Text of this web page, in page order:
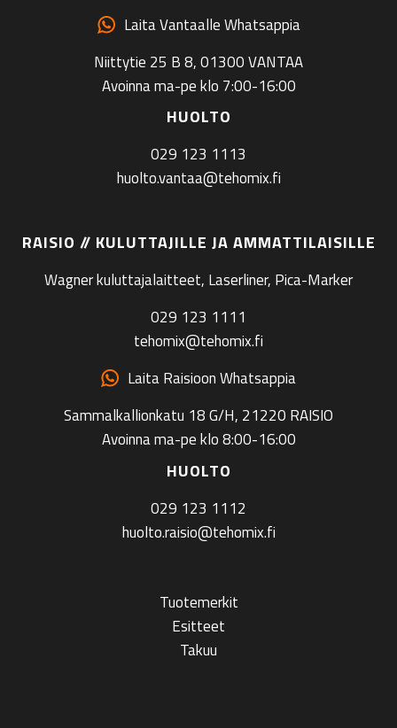
Laita Vantaalle Whatsappia
Niittytie 25 B 8, 01300 VANTAA
Avoinna ma-pe klo 7:00-16:00
HUOLTO
029 123 1113
huolto.vantaa@tehomix.fi
RAISIO // KULUTTAJILLE JA AMMATTILAISILLE
Wagner kuluttajalaitteet, Laserliner, Pica-Marker
029 123 1111
tehomix@tehomix.fi
Laita Raisioon Whatsappia
Sammalkallionkatu 18 G/H, 21220 RAISIO
Avoinna ma-pe klo 8:00-16:00
HUOLTO
029 123 1112
huolto.raisio@tehomix.fi
Tuotemerkit
Esitteet
Takuu